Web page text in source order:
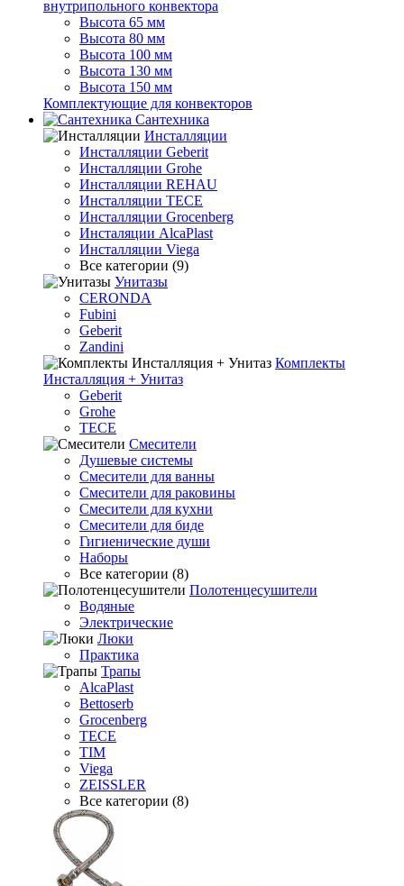
внутрипольного конвектора
Высота 65 мм
Высота 80 мм
Высота 100 мм
Высота 130 мм
Высота 150 мм
Комплектующие для конвекторов
Сантехника
Инсталляции
Инсталляции Geberit
Инсталляции Grohe
Инсталляции REHAU
Инсталляции TECE
Инсталляции Grocenberg
Инсталяции AlcaPlast
Инсталляции Viega
Все категории (9)
Унитазы
CERONDA
Fubini
Geberit
Zandini
Комплекты
Инсталляция + Унитаз
Geberit
Grohe
TECE
Смесители
Душевые системы
Смесители для ванны
Смесители для раковины
Смесители для кухни
Смесители для биде
Гигиенические души
Наборы
Все категории (8)
Полотенцесушители
Водяные
Электрические
Люки
Практика
Трапы
AlcaPlast
Bettoserb
Grocenberg
TECE
TIM
Viega
ZEISSLER
Все категории (8)